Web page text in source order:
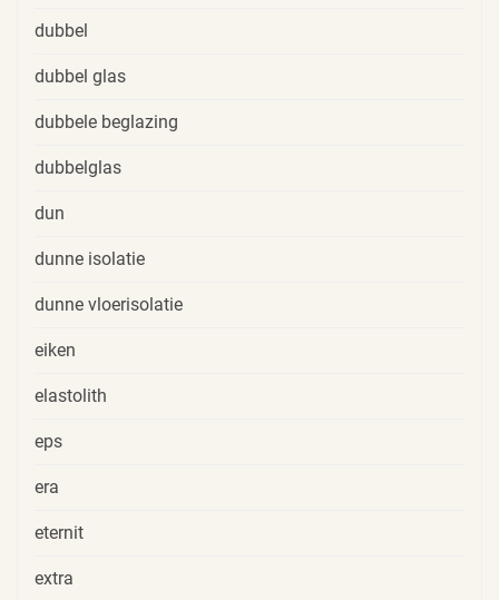
dubbel
dubbel glas
dubbele beglazing
dubbelglas
dun
dunne isolatie
dunne vloerisolatie
eiken
elastolith
eps
era
eternit
extra